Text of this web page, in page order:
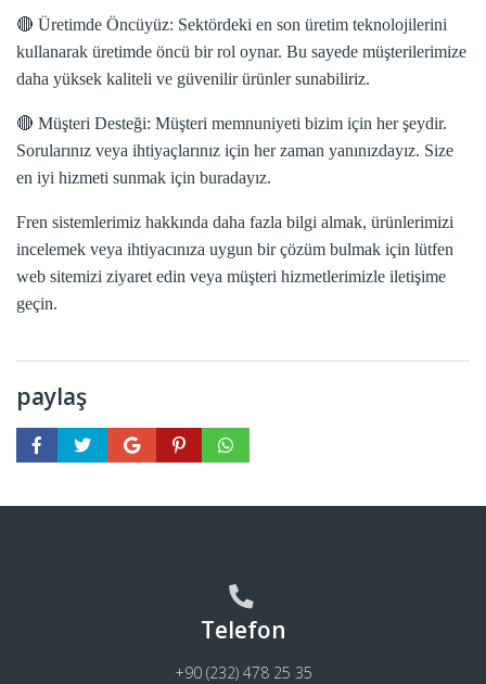
🔴 Üretimde Öncüyüz: Sektördeki en son üretim teknolojilerini
kullanarak üretimde öncü bir rol oynar. Bu sayede müşterilerimize
daha yüksek kaliteli ve güvenilir ürünler sunabiliriz.
🔴 Müşteri Desteği: Müşteri memnuniyeti bizim için her şeydir.
Sorularınız veya ihtiyaçlarınız için her zaman yanınızdayız. Size
en iyi hizmeti sunmak için buradayız.
Fren sistemlerimiz hakkında daha fazla bilgi almak, ürünlerimizi
incelemek veya ihtiyacınıza uygun bir çözüm bulmak için lütfen
web sitemizi ziyaret edin veya müşteri hizmetlerimizle iletişime
geçin.
paylaş
Telefon
+90 (232) 478 25 35